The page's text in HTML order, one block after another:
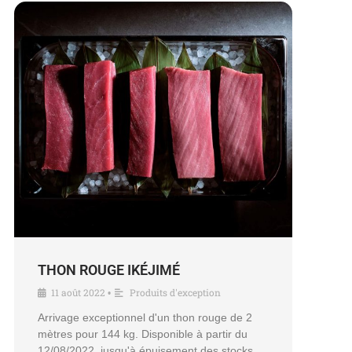
THON ROUGE IKÉJIMÉ
11 août 2022 •
Produits d'exception
Arrivage exceptionnel d'un thon rouge de 2
mètres pour 144 kg. Disponible à partir du